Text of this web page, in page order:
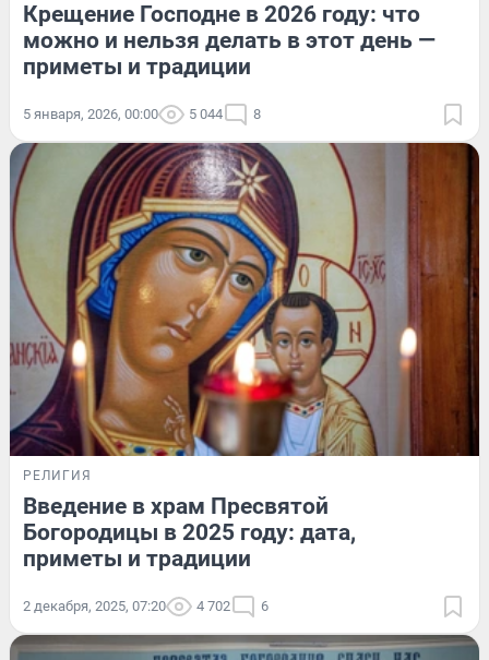
Крещение Господне в 2026 году: что
можно и нельзя делать в этот день —
приметы и традиции
5 января, 2026, 00:00 5 044 8
РЕЛИГИЯ
Введение в храм Пресвятой
Богородицы в 2025 году: дата,
приметы и традиции
2 декабря, 2025, 07:20 4 702 6